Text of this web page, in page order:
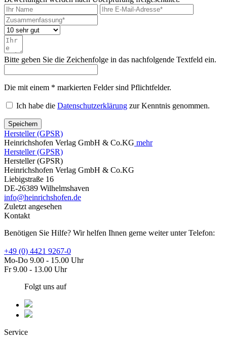
Bitte geben Sie die Zeichenfolge in das nachfolgende Textfeld ein.
Die mit einem * markierten Felder sind Pflichtfelder.
Ich habe die Datenschutzerklärung zur Kenntnis genommen.
Speichern
Hersteller (GPSR)
Heinrichshofen Verlag GmbH & Co.KG mehr
Hersteller (GPSR)
Hersteller (GPSR)
Heinrichshofen Verlag GmbH & Co.KG
Liebigstraße 16
DE-26389 Wilhelmshaven
info@heinrichshofen.de
Zuletzt angesehen
Kontakt
Benötigen Sie Hilfe? Wir helfen Ihnen gerne weiter unter Telefon:
+49 (0) 4421 9267-0
Mo-Do 9.00 - 15.00 Uhr
Fr 9.00 - 13.00 Uhr
Folgt uns auf
Service